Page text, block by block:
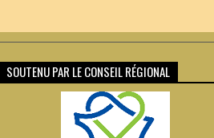
SOUTENU PAR LE CONSEIL RÉGIONAL